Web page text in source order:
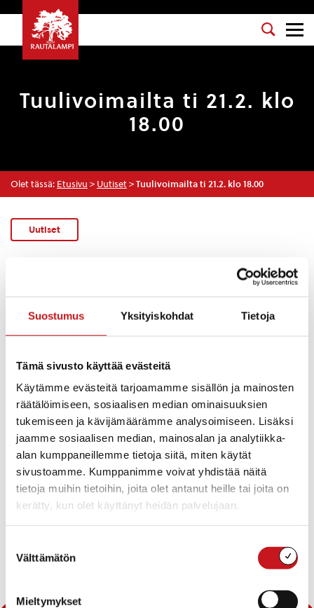
Suostumus Yksityiskohdat Tietoja
Tämä sivusto käyttää evästeitä
Käytämme evästeitä tarjoamamme sisällön ja mainosten
räätälöimiseen, sosiaalisen median ominaisuuksien
tukemiseen ja kävijämäärämme analysoimiseen. Lisäksi
jaamme sosiaalisen median, mainosalan ja analytiikka-
alan kumppaneillemme tietoja siitä, miten käytät
sivustoamme. Kumppanimme voivat yhdistää näitä
tietoja muihin tietoihin, joita olet antanut heille tai joita on
kerätty, kun olet käyttänyt heidän palvelujaan.
valinta
Välttämätön
Mieltymykset
Tuulivoimailta ti 21.2. klo
18.00
Olet tässä: Etusivu > Uutiset > Tuulivoimailta ti 21.2. klo 18.00
Uutiset
Tervetuloa tuulivoimasta järjestettävään kansalaisiltaan
laskiaistiistaina 21.2.2023 klo 18.00 kunnanvirastolla.
Kysy lisää:
Hallintojohtaja
Merja Koivula-Laukka
040 548 3854
merja.koivula-laukka@rautalampi.fi
Yksikkö
Hallinto, Johtoryhmä
« Uutishuone